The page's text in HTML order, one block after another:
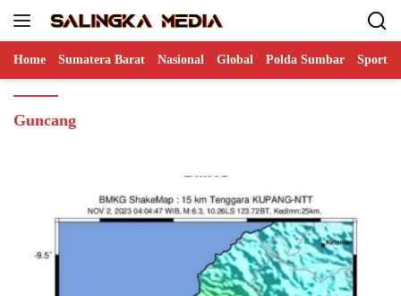
Home Sumatera Barat Nasional Global Polda Sumbar Sports
Guncang